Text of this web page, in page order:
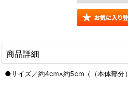
商品詳細
●サイズ／約4cm×約5cm（（本体部分）